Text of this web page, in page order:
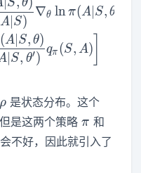
A∣S)
S θ
∇θ lnπ(A S, θ
S, θ′)
(A∣S, θ)
qπ (S, A)
\rho
ρ 是状态分布。这个
是这两个策略\pi
π 和
不好，因此就引入了